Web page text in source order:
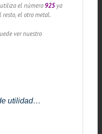
el número 925ya
resto, el otro metal.
ver nuestro
utilidad…